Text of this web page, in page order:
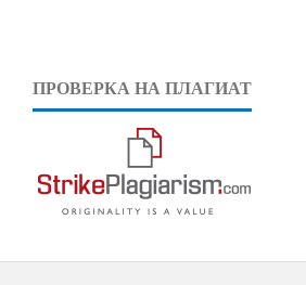
ПРОВЕРКА НА ПЛАГИАТ